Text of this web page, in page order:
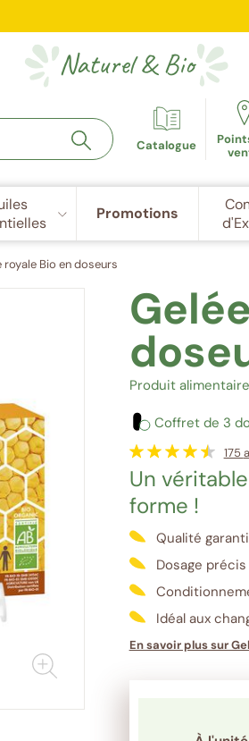
: 5€ de réduction dès
Naturel&Bio
Catalogue
Promotions
royale Bio en doseurs
les
images
plus
Produit alimentaire
Coffret de 3
175
Un
forme !
Qualité
Dosage
Idéal aux
En savoir plus sur